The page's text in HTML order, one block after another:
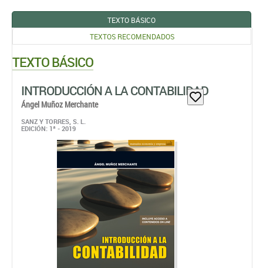
TEXTO BÁSICO
TEXTOS RECOMENDADOS
TEXTO BÁSICO
INTRODUCCIÓN A LA CONTABILIDAD
Ángel Muñoz Merchante
SANZ Y TORRES, S. L.
EDICIÓN: 1ª - 2019